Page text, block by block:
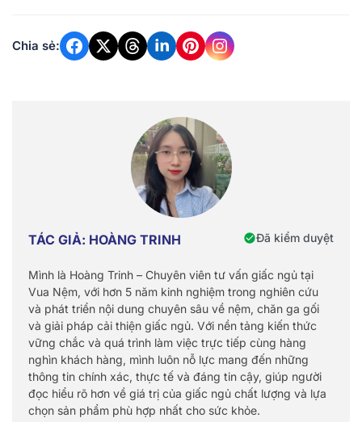
Chia sẻ:
TÁC GIẢ: HOÀNG TRINH Đã kiểm duyệt
Mình là Hoàng Trinh – Chuyên viên tư vấn giấc ngủ tại
Vua Nệm, với hơn 5 năm kinh nghiệm trong nghiên cứu
và phát triển nội dung chuyên sâu về nệm, chăn ga gối
và giải pháp cải thiện giấc ngủ. Với nền tảng kiến thức
vững chắc và quá trình làm việc trực tiếp cùng hàng
nghìn khách hàng, mình luôn nỗ lực mang đến những
thông tin chính xác, thực tế và đáng tin cậy, giúp người
đọc hiểu rõ hơn về giá trị của giấc ngủ chất lượng và lựa
chọn sản phẩm phù hợp nhất cho sức khỏe.